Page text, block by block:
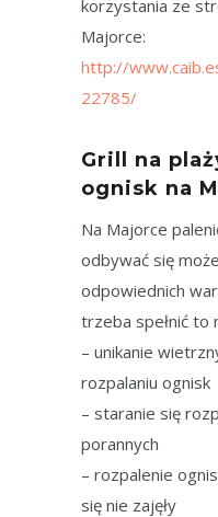
korzystania ze
Majorce:
http://
22785/
Grill na
ognisk na
Na Majorce
odbywać się
odpowiednich
trzeba spełnić to
– unikanie
rozpalaniu ognisk
– staranie się
porannych
– rozpalenie
się nie zajęły